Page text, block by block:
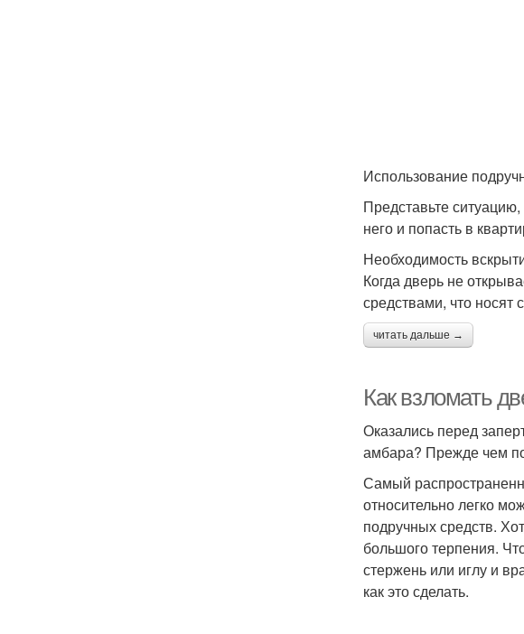
Использование
Представьте
него и попасть в
Необходимость
Когда дверь не
средствами, что
читать дальше →
Как взломать
Оказались перед
амбара? Прежде чем
Самый
относительно легко
подручных средств.
большого терпения.
стержень или иглу и
как это сделать.